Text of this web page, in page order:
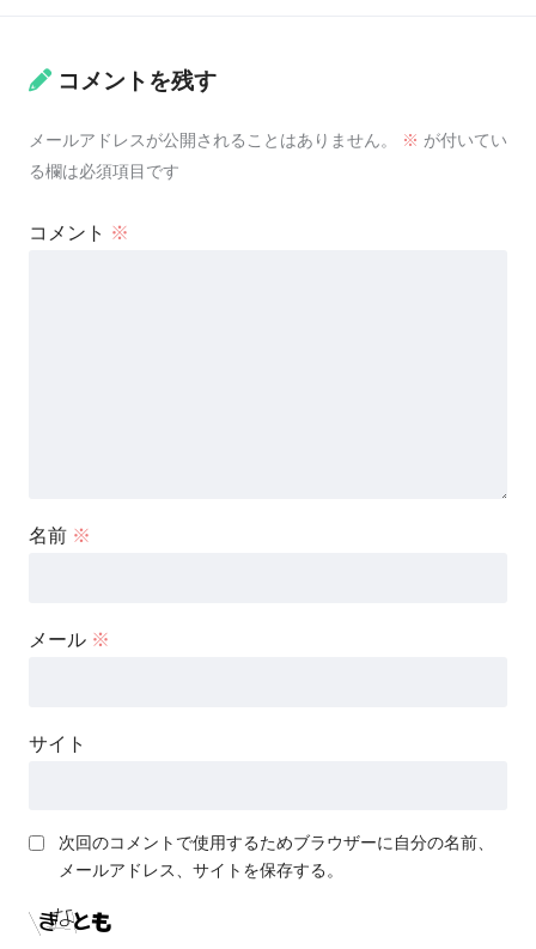
コメントを残す
メールアドレスが公開されることはありません。 ※ が付いてい
る欄は必須項目です
コメント ※
名前 ※
メール ※
サイト
次回のコメントで使用するためブラウザーに自分の名前、
メールアドレス、サイトを保存する。